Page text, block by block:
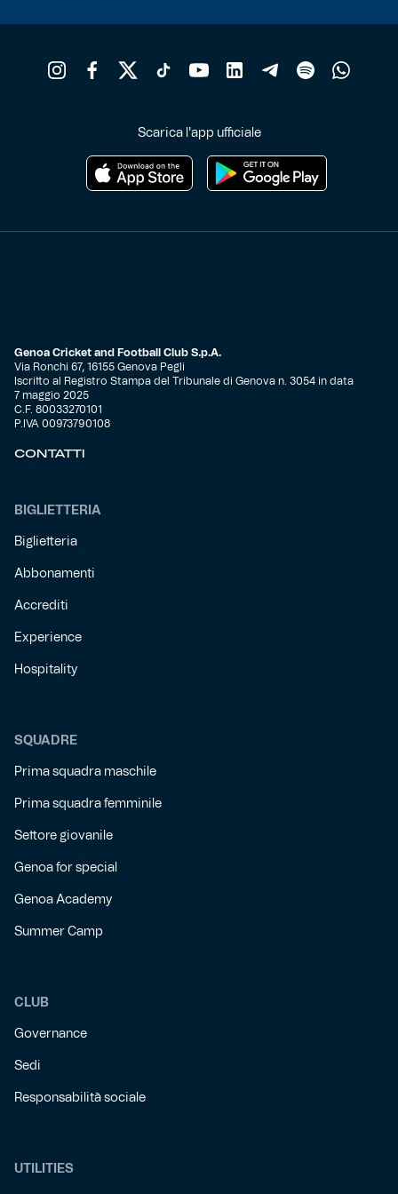
Vintage Collection
Caffè Boasi x Genoa
Gift Card Online Store
Fortissimo batte il mio cuor
Scarica l'app ufficiale
Genoa Cricket and Football Club S.p.A.
Via Ronchi 67, 16155 Genova Pegli
Iscritto al Registro Stampa del Tribunale di Genova n. 3054 in data
7 maggio 2025
C.F. 80033270101
P.IVA 00973790108
CONTATTI
BIGLIETTERIA
Biglietteria
Abbonamenti
Accrediti
Experience
Hospitality
SQUADRE
Prima squadra maschile
Prima squadra femminile
Settore giovanile
Genoa for special
Genoa Academy
Summer Camp
CLUB
Governance
Sedi
Responsabilità sociale
UTILITIES